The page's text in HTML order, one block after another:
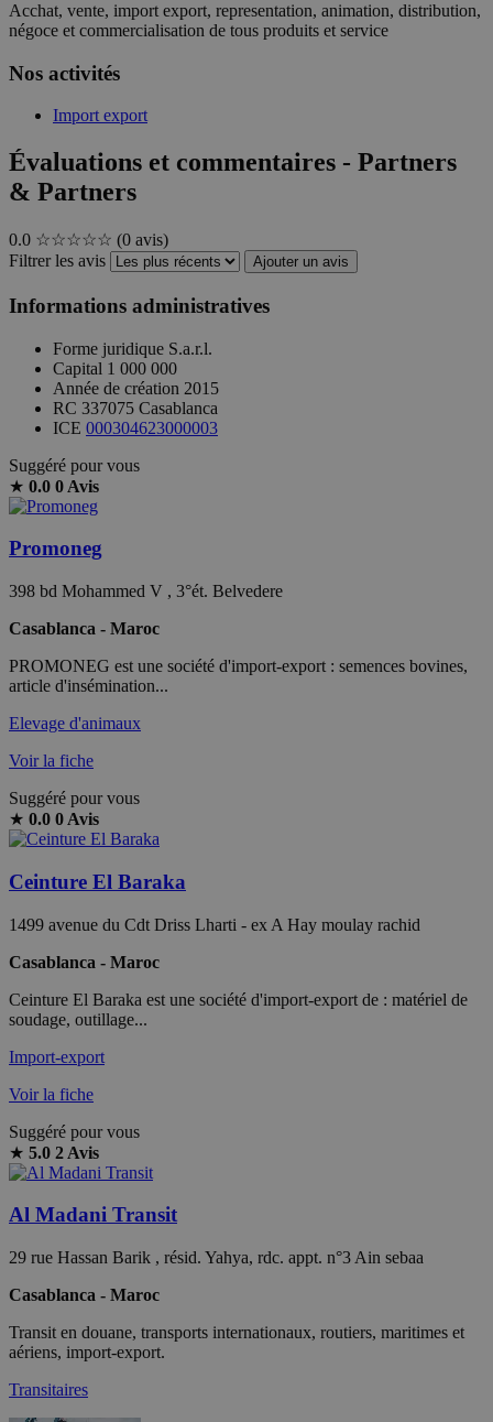
Acchat, vente, import export, representation, animation, distribution,
négoce et commercialisation de tous produits et service
Nos activités
Import export
Évaluations et commentaires - Partners
& Partners
0.0 ☆☆☆☆☆ (0 avis)
Filtrer les avis
Ajouter un avis
Informations administratives
Forme juridique S.a.r.l.
Capital 1 000 000
Année de création 2015
RC 337075 Casablanca
ICE 000304623000003
Suggéré pour vous
★ 0.0 0 Avis
Promoneg
398 bd Mohammed V , 3°ét. Belvedere
Casablanca - Maroc
PROMONEG est une société d'import-export : semences bovines,
article d'insémination...
Elevage d'animaux
Voir la fiche
Suggéré pour vous
★ 0.0 0 Avis
Ceinture El Baraka
1499 avenue du Cdt Driss Lharti - ex A Hay moulay rachid
Casablanca - Maroc
Ceinture El Baraka est une société d'import-export de : matériel de
soudage, outillage...
Import-export
Voir la fiche
Suggéré pour vous
★ 5.0 2 Avis
Al Madani Transit
29 rue Hassan Barik , résid. Yahya, rdc. appt. n°3 Ain sebaa
Casablanca - Maroc
Transit en douane, transports internationaux, routiers, maritimes et
aériens, import-export.
Transitaires